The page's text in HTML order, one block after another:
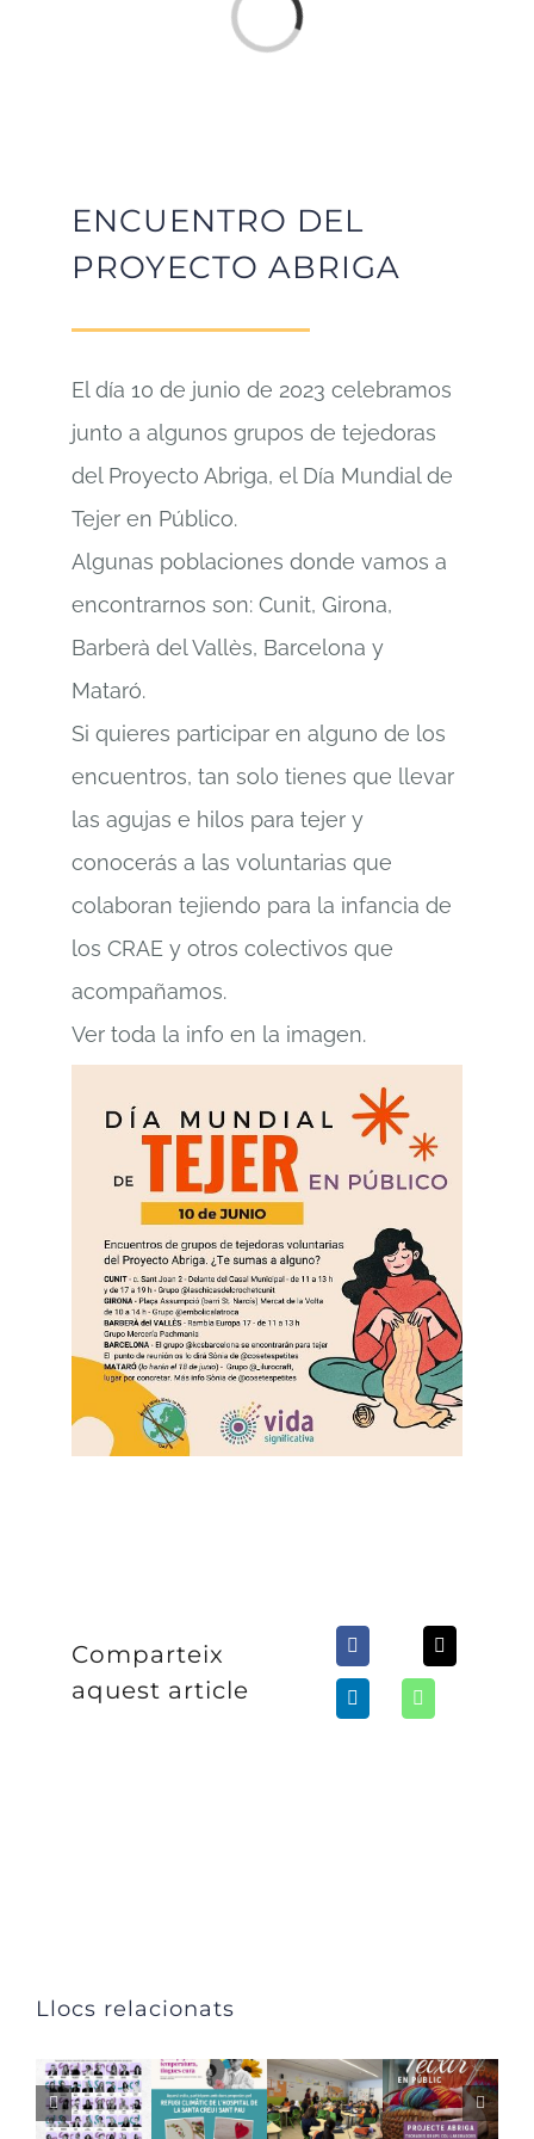
ENCUENTRO DEL
PROYECTO ABRIGA
El día 10 de junio de 2023 celebramos
junto a algunos grupos de tejedoras
del Proyecto Abriga, el Día Mundial de
Tejer en Público.
Algunas poblaciones donde vamos a
encontrarnos son: Cunit, Girona,
Barberà del Vallès, Barcelona y
Mataró.
Si quieres participar en alguno de los
encuentros, tan solo tienes que llevar
las agujas e hilos para tejer y
conocerás a las voluntarias que
colaboran tejiendo para la infancia de
los CRAE y otros colectivos que
acompañamos.
Ver toda la info en la imagen.
Comparteix
aquest article
Llocs relacionats
Arrenca
Edició
d’Escriptores
Colaboración
Refugio
Climático
corazones
que
entiendes
Mundial
de